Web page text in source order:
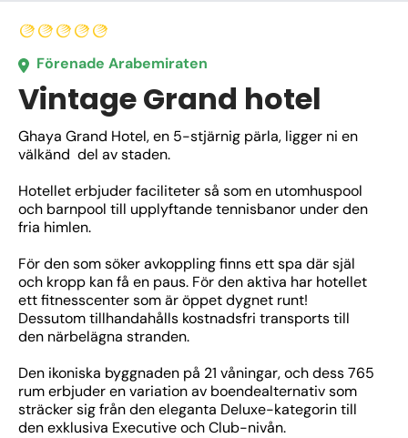
Förenade Arabemiraten
Vintage Grand hotel
Ghaya Grand Hotel, en 5-stjärnig pärla, ligger ni en
välkänd  del av staden.
Hotellet erbjuder faciliteter så som en utomhuspool
och barnpool till upplyftande tennisbanor under den
fria himlen.
För den som söker avkoppling finns ett spa där själ
och kropp kan få en paus. För den aktiva har hotellet
ett fitnesscenter som är öppet dygnet runt!
Dessutom tillhandahålls kostnadsfri transports till
den närbelägna stranden.
Den ikoniska byggnaden på 21 våningar, och dess 765
rum erbjuder en variation av boendealternativ som
sträcker sig från den eleganta Deluxe-kategorin till
den exklusiva Executive och Club-nivån.